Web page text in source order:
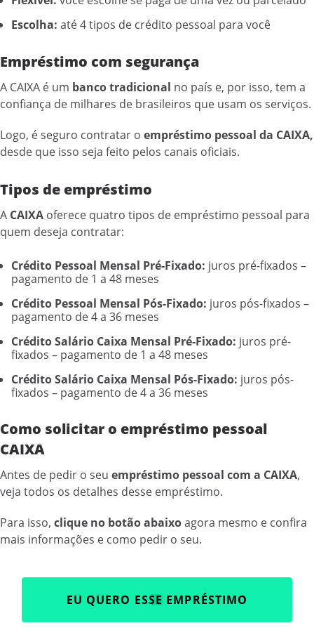
Escolha: até 4 tipos de crédito pessoal para você
Empréstimo com segurança
A CAIXA é um banco tradicional no país e, por isso, tem a
confiança de milhares de brasileiros que usam os serviços.
Logo, é seguro contratar o empréstimo pessoal da CAIXA,
desde que isso seja feito pelos canais oficiais.
Tipos de empréstimo
A CAIXA oferece quatro tipos de empréstimo pessoal para
quem deseja contratar:
Crédito Pessoal Mensal Pré-Fixado: juros pré-fixados –
pagamento de 1 a 48 meses
Crédito Pessoal Mensal Pós-Fixado: juros pós-fixados –
pagamento de 4 a 36 meses
Crédito Salário Caixa Mensal Pré-Fixado: juros pré-
fixados – pagamento de 1 a 48 meses
Crédito Salário Caixa Mensal Pós-Fixado: juros pós-
fixados – pagamento de 4 a 36 meses
Como solicitar o empréstimo pessoal
CAIXA
Antes de pedir o seu empréstimo pessoal com a CAIXA,
veja todos os detalhes desse empréstimo.
Para isso, clique no botão abaixoagora mesmo e confira
mais informações e como pedir o seu.
EU QUERO ESSE EMPRÉSTIMO